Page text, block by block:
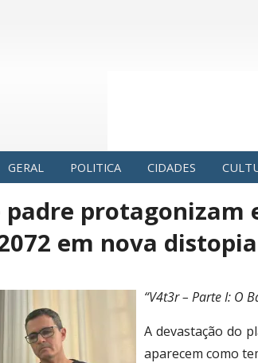
GERAL POLITICA CIDADES
padre
em nova
“V4t3r – Parte I: O
A devastação do
aparecem como